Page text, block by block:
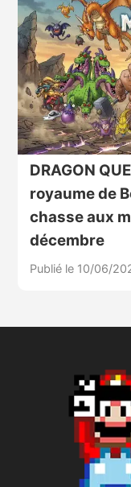
DRAGON
royaume de
chasse aux
décembre
Publié le 10/06/